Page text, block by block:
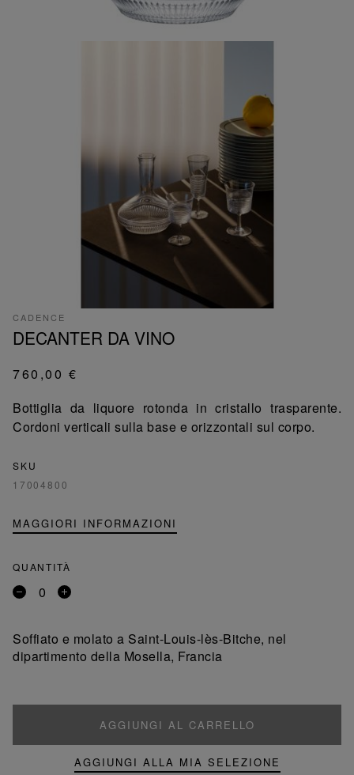
CADENCE
DECANTER DA VINO
760,00 €
Bottiglia da liquore rotonda in cristallo trasparente.
Cordoni verticali sulla base e orizzontali sul corpo.
SKU
17004800
MAGGIORI INFORMAZIONI
QUANTITÀ
Rimuovi
Aggiungi
Soffiato e molato a Saint-Louis-lès-Bitche, nel
dipartimento della Mosella, Francia
AGGIUNGI AL CARRELLO
AGGIUNGI ALLA MIA SELEZIONE